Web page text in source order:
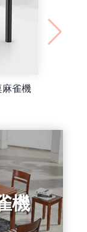
最新款方和MINI36#臺灣牌旋翼過山車餐桌/摺疊麻雀機
機